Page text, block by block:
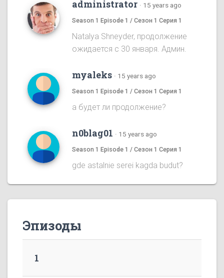
administrator · 15 years ago
Season 1 Episode 1 / Сезон 1 Серия 1
Natalya Shneyder, продолжение
ожидается с 30 января. Админ.
myaleks · 15 years ago
Season 1 Episode 1 / Сезон 1 Серия 1
а будет ли продолжение?
n0blag01 · 15 years ago
Season 1 Episode 1 / Сезон 1 Серия 1
gde astalnie serei kagda budut?
Эпизоды
1